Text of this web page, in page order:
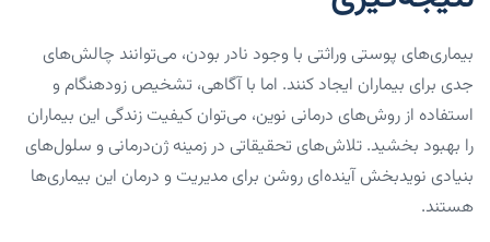
بیماری‌های پوستی وراثتی با وجود نادر بودن، می‌توانند چالش‌های
جدی برای بیماران ایجاد کنند. اما با آگاهی، تشخیص زودهنگام و
استفاده از روش‌های درمانی نوین، می‌توان کیفیت زندگی این بیماران
را بهبود بخشید. تلاش‌های تحقیقاتی در زمینه ژن‌درمانی و سلول‌های
بنیادی نویدبخش آینده‌ای روشن برای مدیریت و درمان این بیماری‌ها
هستند.